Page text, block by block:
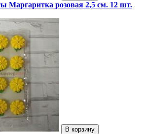
Маргаритка розовая 2,5 см. 12 шт.
В корзину